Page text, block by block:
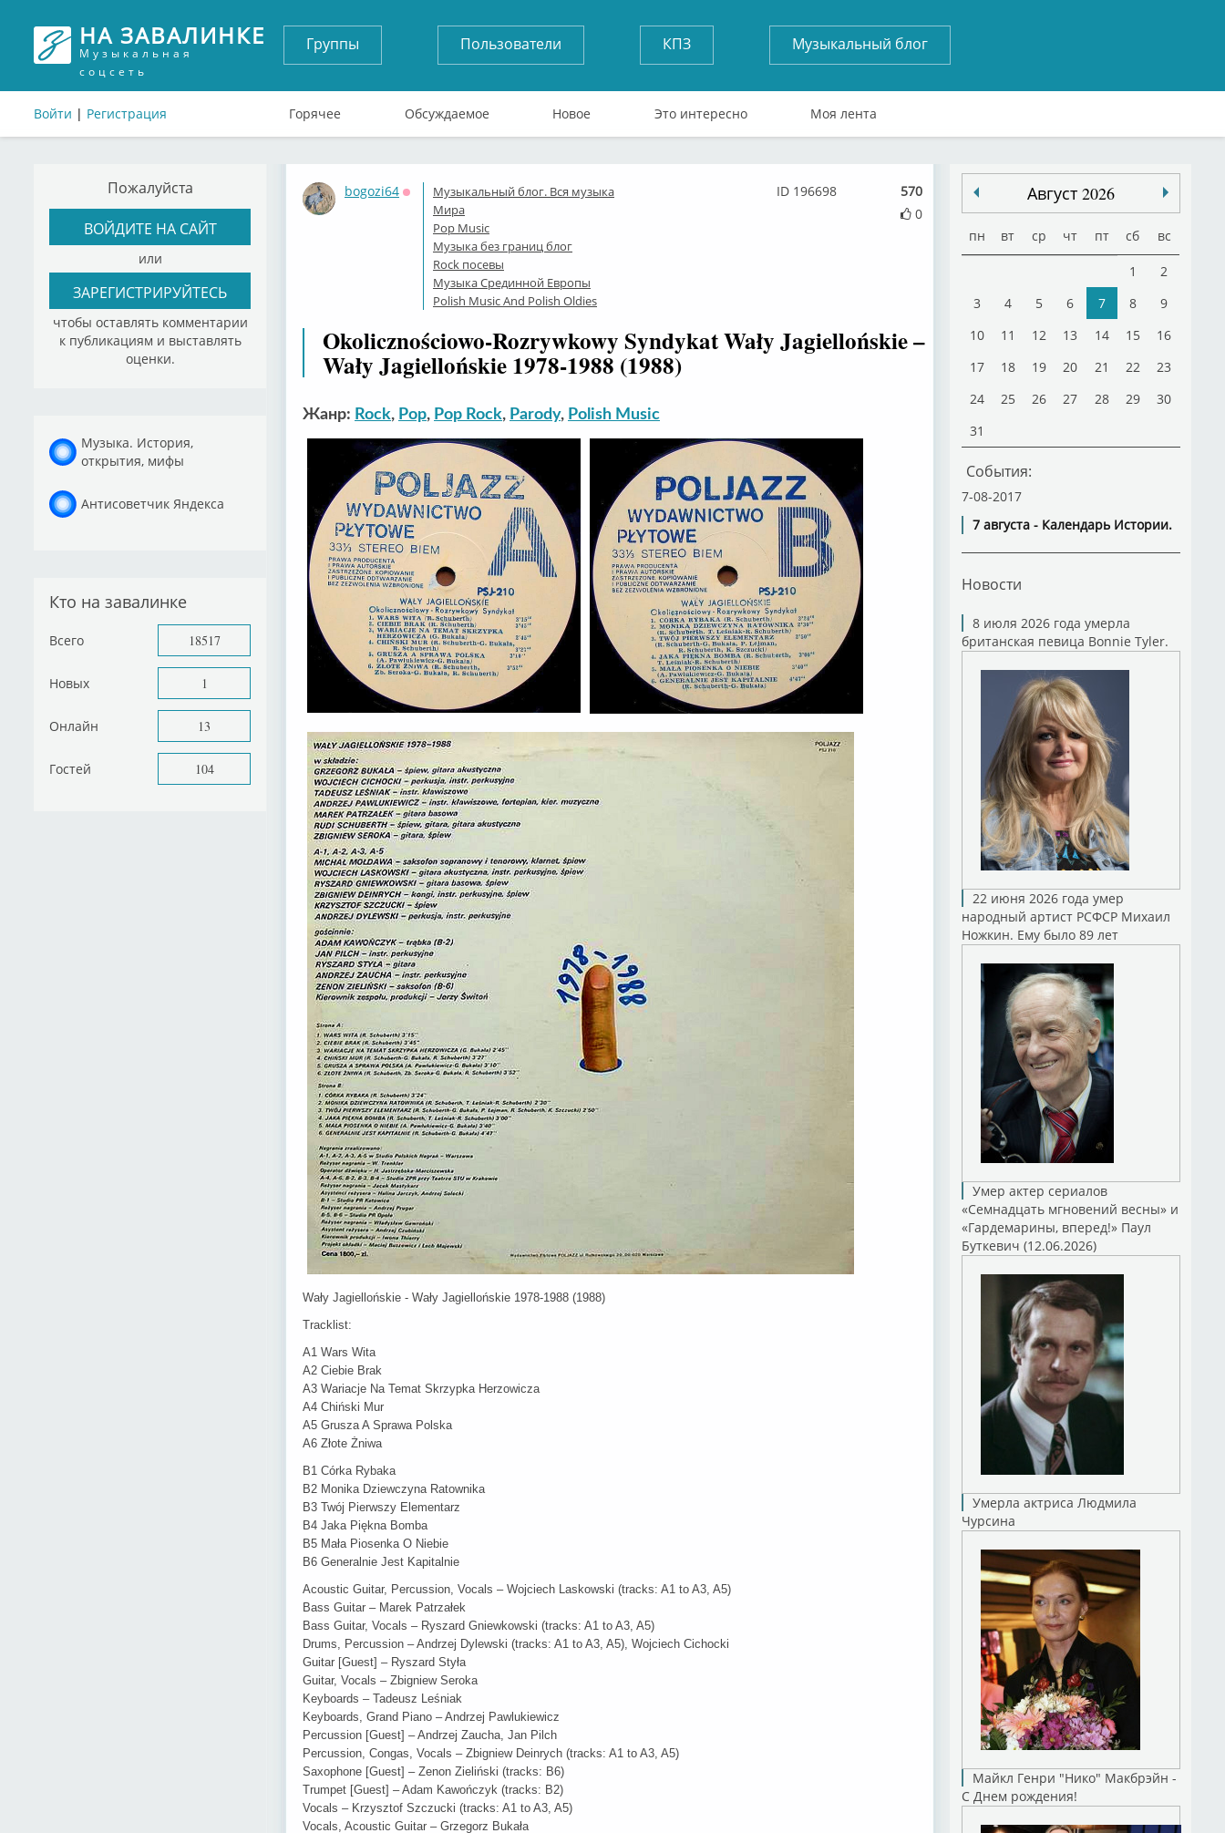
НА ЗАВАЛИНКЕ
Музыкальная
соцсеть
Войти | Регистрация
Группы Пользователи КПЗ Музыкальный блог
Горячее Обсуждаемое Новое Это интересно Моя лента
Пожалуйста
ВОЙДИТЕ НА САЙТ
или
ЗАРЕГИСТРИРУЙТЕСЬ
чтобы оставлять комментарии
к публикациям и выставлять
оценки.
Музыка. История,
открытия, мифы
Антисоветчик Яндекса
Кто на завалинке
Всего 18517
Новых 1
Онлайн 13
Гостей 104
bogozi64
Оффлайн
Музыкальный блог. Вся музыка
Мира
Pop Music
Музыка без границ блог
Rock посевы
Музыка Срединной Европы
Polish Music And Polish Oldies
570
0
ID 196698
Okolicznościowo-Rozrywkowy Syndykat Wały Jagiellońskie –
Wały Jagiellońskie 1978-1988 (1988)
Жанр: Rock, Pop, Pop Rock, Parody, Polish Music
Wały Jagiellońskie - Wały Jagiellońskie 1978-1988 (1988)
Tracklist:
A1 Wars Wita
A2 Ciebie Brak
A3 Wariacje Na Temat Skrzypka Herzowicza
A4 Chiński Mur
A5 Grusza A Sprawa Polska
A6 Złote Żniwa
B1 Córka Rybaka
B2 Monika Dziewczyna Ratownika
B3 Twój Pierwszy Elementarz
B4 Jaka Piękna Bomba
B5 Mała Piosenka O Niebie
B6 Generalnie Jest Kapitalnie
Acoustic Guitar, Percussion, Vocals – Wojciech Laskowski (tracks: A1 to A3, A5)
Bass Guitar – Marek Patrzałek
Bass Guitar, Vocals – Ryszard Gniewkowski (tracks: A1 to A3, A5)
Drums, Percussion – Andrzej Dylewski (tracks: A1 to A3, A5), Wojciech Cichocki
Guitar [Guest] – Ryszard Styła
Guitar, Vocals – Zbigniew Seroka
Keyboards – Tadeusz Leśniak
Keyboards, Grand Piano – Andrzej Pawlukiewicz
Percussion [Guest] – Andrzej Zaucha, Jan Pilch
Percussion, Congas, Vocals – Zbigniew Deinrych (tracks: A1 to A3, A5)
Saxophone [Guest] – Zenon Zieliński (tracks: B6)
Trumpet [Guest] – Adam Kawończyk (tracks: B2)
Vocals – Krzysztof Szczucki (tracks: A1 to A3, A5)
Vocals, Acoustic Guitar – Grzegorz Bukała
Август 2026
пн вт ср чт пт сб вс
1
2
3
4 5 6 7 8
9
10
11 12 13 14 15
16
17
18 19 20 21 22
23
24
25 26 27 28 29
30
31
События:
7-08-2017
7 августа - Календарь Истории.
Новости
8 июля 2026 года умерла
британская певица Bonnie Tyler.
22 июня 2026 года умер
народный артист РСФСР Михаил
Ножкин. Ему было 89 лет
Умер актер сериалов
«Семнадцать мгновений весны» и
«Гардемарины, вперед!» Паул
Буткевич (12.06.2026)
Умерла актриса Людмила
Чурсина
Майкл Генри "Нико" Макбрэйн -
С Днем рождения!